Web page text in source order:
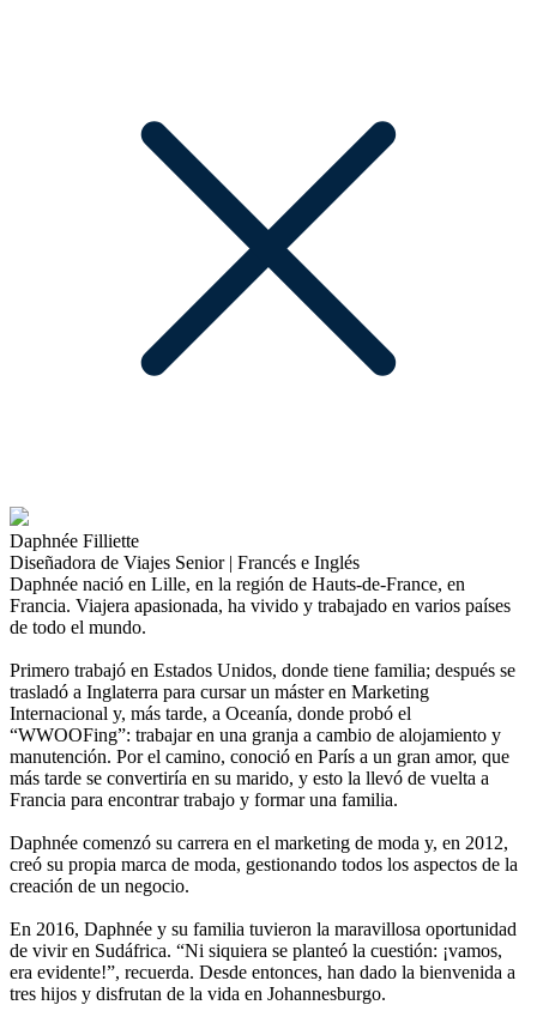
Daphnée Filliette
Diseñadora de Viajes Senior | Francés e Inglés
Daphnée nació en Lille, en la región de Hauts-de-France, en
Francia. Viajera apasionada, ha vivido y trabajado en varios países
de todo el mundo.
Primero trabajó en Estados Unidos, donde tiene familia; después se
trasladó a Inglaterra para cursar un máster en Marketing
Internacional y, más tarde, a Oceanía, donde probó el
“WWOOFing”: trabajar en una granja a cambio de alojamiento y
manutención. Por el camino, conoció en París a un gran amor, que
más tarde se convertiría en su marido, y esto la llevó de vuelta a
Francia para encontrar trabajo y formar una familia.
Daphnée comenzó su carrera en el marketing de moda y, en 2012,
creó su propia marca de moda, gestionando todos los aspectos de la
creación de un negocio.
En 2016, Daphnée y su familia tuvieron la maravillosa oportunidad
de vivir en Sudáfrica. “Ni siquiera se planteó la cuestión: ¡vamos,
era evidente!”, recuerda. Desde entonces, han dado la bienvenida a
tres hijos y disfrutan de la vida en Johannesburgo.